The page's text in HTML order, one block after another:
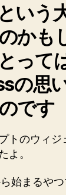
いう
かも
っては
の思
です
トのウィジ
よ。
始まるやつ